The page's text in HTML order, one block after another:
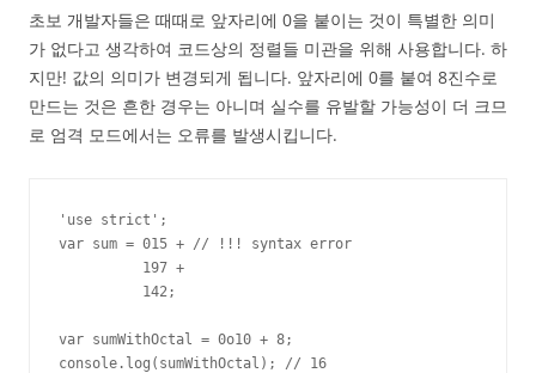
초보 개발자들은 때때로 앞자리에 0을 붙이는 것이 특별한 의미
가 없다고 생각하여 코드상의 정렬들 미관을 위해 사용합니다. 하
지만! 값의 의미가 변경되게 됩니다. 앞자리에 0를 붙여 8진수로
만드는 것은 흔한 경우는 아니며 실수를 유발할 가능성이 더 크므
로 엄격 모드에서는 오류를 발생시킵니다.
'use strict';
var sum = 015 + // !!! syntax error
          197 +
          142;
var sumWithOctal = 0o10 + 8;
console.log(sumWithOctal); // 16